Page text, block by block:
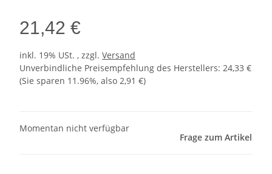
21,42 €
inkl. 19% USt. , zzgl. Versand
Unverbindliche Preisempfehlung des Herstellers: 24,33 €
(Sie sparen 11.96%, also 2,91 €)
Momentan nicht verfügbar
Frage zum Artikel